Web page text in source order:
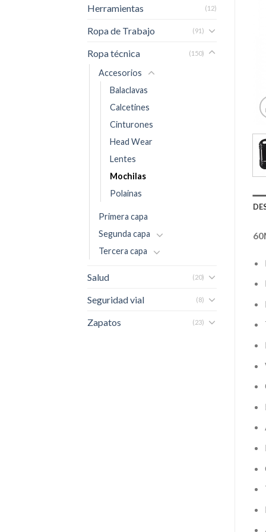
Herramientas (12)
Ropa de Trabajo (91)
Ropa técnica (150)
Accesorios
Balaclavas
Calcetines
Cinturones
Head Wear
Lentes
Mochilas
Polainas
Primera capa
Segunda capa
Tercera capa
Salud (20)
Seguridad vial (8)
Zapatos (23)